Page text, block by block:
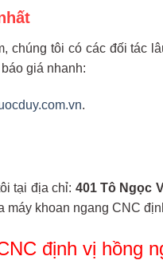
tôi có các đối tác
giá nhanh:
.
tại địa chỉ: 401 Tô Ngọc
máy khoan ngang CNC
định vị hồng